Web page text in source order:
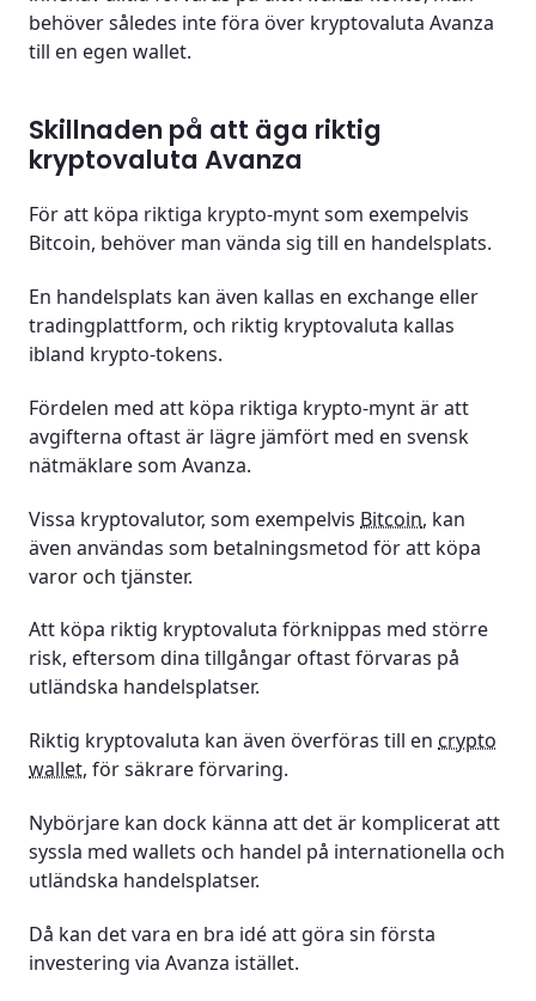
behöver således inte föra över kryptovaluta Avanza
till en egen wallet.
Skillnaden på att äga riktig
kryptovaluta Avanza
För att köpa riktiga krypto-mynt som exempelvis
Bitcoin, behöver man vända sig till en handelsplats.
En handelsplats kan även kallas en exchange eller
tradingplattform, och riktig kryptovaluta kallas
ibland krypto-tokens.
Fördelen med att köpa riktiga krypto-mynt är att
avgifterna oftast är lägre jämfört med en svensk
nätmäklare som Avanza.
Vissa kryptovalutor, som exempelvis Bitcoin, kan
även användas som betalningsmetod för att köpa
varor och tjänster.
Att köpa riktig kryptovaluta förknippas med större
risk, eftersom dina tillgångar oftast förvaras på
utländska handelsplatser.
Riktig kryptovaluta kan även överföras till en crypto
wallet, för säkrare förvaring.
Nybörjare kan dock känna att det är komplicerat att
syssla med wallets och handel på internationella och
utländska handelsplatser.
Då kan det vara en bra idé att göra sin första
investering via Avanza istället.